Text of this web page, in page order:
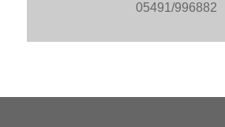
05491/996882